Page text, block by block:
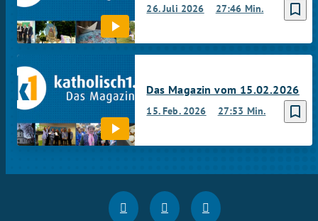
bookmark_border
26. Juli 2026 27:46 Min.
bookmark_border
15. Feb. 2026 27:53 Min.
Das Magazin vom 15.02.2026